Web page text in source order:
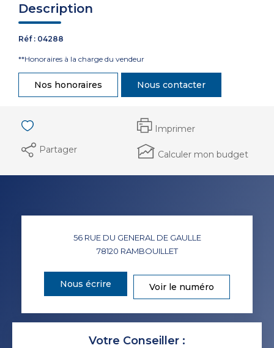
Description
Réf : 04288
**Honoraires à la charge du vendeur
Nos honoraires Nous contacter
Imprimer
Partager
Calculer mon budget
56 RUE DU GENERAL DE GAULLE
78120 RAMBOUILLET
Nous écrire Voir le numéro
Votre Conseiller :